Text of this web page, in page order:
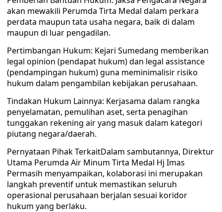
akan mewakili Perumda Tirta Medal dalam perkara
perdata maupun tata usaha negara, baik di dalam
maupun di luar pengadilan.
Pertimbangan Hukum: Kejari Sumedang memberikan
legal opinion (pendapat hukum) dan legal assistance
(pendampingan hukum) guna meminimalisir risiko
hukum dalam pengambilan kebijakan perusahaan.
Tindakan Hukum Lainnya: Kerjasama dalam rangka
penyelamatan, pemulihan aset, serta penagihan
tunggakan rekening air yang masuk dalam kategori
piutang negara/daerah.
Pernyataan Pihak TerkaitDalam sambutannya, Direktur
Utama Perumda Air Minum Tirta Medal Hj Imas
Permasih menyampaikan, kolaborasi ini merupakan
langkah preventif untuk memastikan seluruh
operasional perusahaan berjalan sesuai koridor
hukum yang berlaku.